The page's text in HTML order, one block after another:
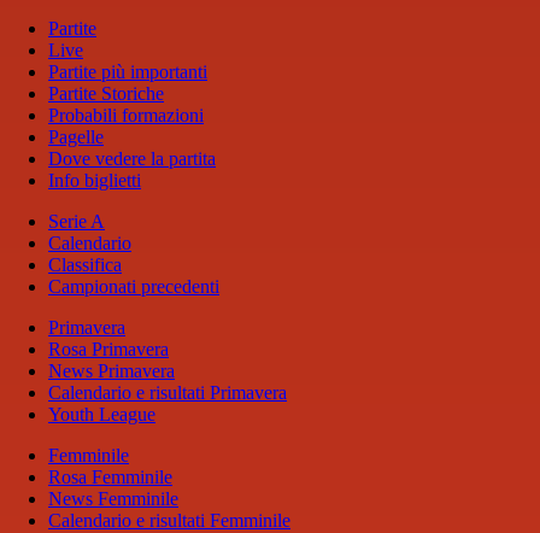
Partite
Live
Partite più importanti
Partite Storiche
Probabili formazioni
Pagelle
Dove vedere la partita
Info biglietti
Serie A
Calendario
Classifica
Campionati precedenti
Primavera
Rosa Primavera
News Primavera
Calendario e risultati Primavera
Youth League
Femminile
Rosa Femminile
News Femminile
Calendario e risultati Femminile